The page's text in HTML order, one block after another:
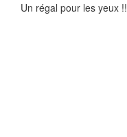
Un régal pour les yeux !!